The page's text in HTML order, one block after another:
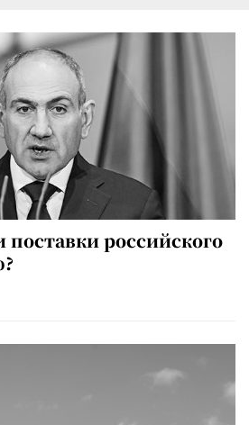
поставки российского